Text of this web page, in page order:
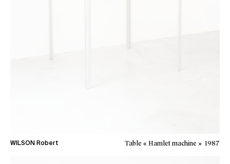
WILSON Robert Table « Hamlet machine » 1987